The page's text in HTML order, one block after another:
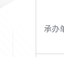
承办